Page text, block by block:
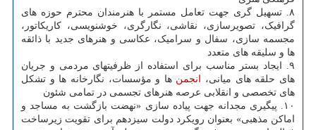
۸. تسهیل گری جهت تعامل مستمر با هنرمندان محترم حوزه های
گرافیک، تصویرسازی، نقاشی، نگارگری، خوشنویسی، کاریکاتور،
مجسمه سازی، سفال و سرامیک، عکاسی و هنرهای جدید با ذائقه
ها و سلیقه های متعدد
۹. ایجاد بستر مناسب برای استفاده از ظرفیتهای مردمی و جریان
های حلقه های میانی،
انجمن ها و مؤسسات، نگارخانه ها و تشکل
های تخصصی و انقلابی عرصه هنرهای تجسمی در تمامی شئون
۱۰. پیگیری مجدانه جهت پیاده سازی «نهضت بازگشت به مساجد و
اماکن مذهبی» بعنوان رویکرد دولت سیزدهم برای تقویت زیرساخت